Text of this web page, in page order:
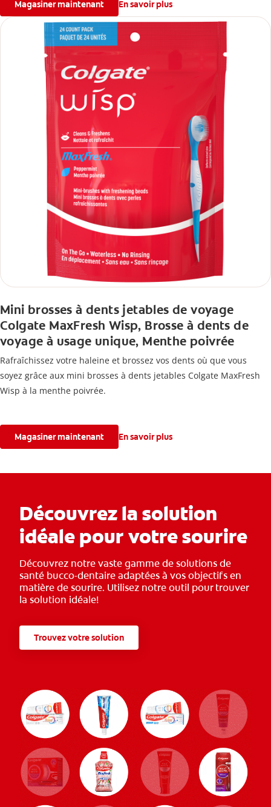
Magasiner maintenant En savoir plus
Mini brosses à dents jetables de voyage
Colgate MaxFresh Wisp, Brosse à dents de
voyage à usage unique, Menthe poivrée
Rafraîchissez votre haleine et brossez vos dents où que vous
soyez grâce aux mini brosses à dents jetables Colgate MaxFresh
Wisp à la menthe poivrée.
Magasiner maintenant En savoir plus
Découvrez la solution
idéale pour votre sourire
Découvrez notre vaste gamme de solutions de
santé bucco-dentaire adaptées à vos objectifs en
matière de sourire. Utilisez notre outil pour trouver
la solution idéale!
Trouvez votre solution